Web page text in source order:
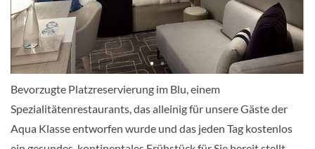
Suite
Concierge Klasse-[C1]
Panorama Deck
Bevorzugte Platzreservierung im Blu, einem
Spezialitätenrestaurants, das alleinig für unsere Gäste der
Aqua Klasse entworfen wurde und das jeden Tag kostenlos